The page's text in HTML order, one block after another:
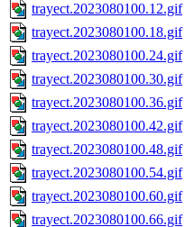
trayect.2023080100.12.gif
trayect.2023080100.18.gif
trayect.2023080100.24.gif
trayect.2023080100.30.gif
trayect.2023080100.36.gif
trayect.2023080100.42.gif
trayect.2023080100.48.gif
trayect.2023080100.54.gif
trayect.2023080100.60.gif
trayect.2023080100.66.gif